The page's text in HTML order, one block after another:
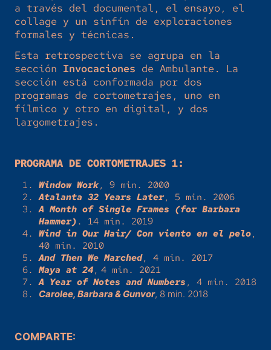
a través del documental, el ensayo, el
collage y un sinfín de exploraciones
formales y técnicas.
Esta retrospectiva se agrupa en la
sección Invocaciones de Ambulante. La
sección está conformada por dos
programas de cortometrajes, uno en
fílmico y otro en digital, y dos
largometrajes.
PROGRAMA DE CORTOMETRAJES 1:
Window Work, 9 min. 2000
Atalanta 32 Years Later, 5 min. 2006
A Month of Single Frames (for Barbara
Hammer) . 14 min. 2019
Wind in Our Hair/ Con viento en el pelo,
40 min. 2010
And Then We Marched, 4 min. 2017
Maya at 24, 4 min. 2021
A Year of Notes and Numbers , 4 min. 2018
Carolee, Barbara & Gunvor, 8 min. 2018
COMPARTE: